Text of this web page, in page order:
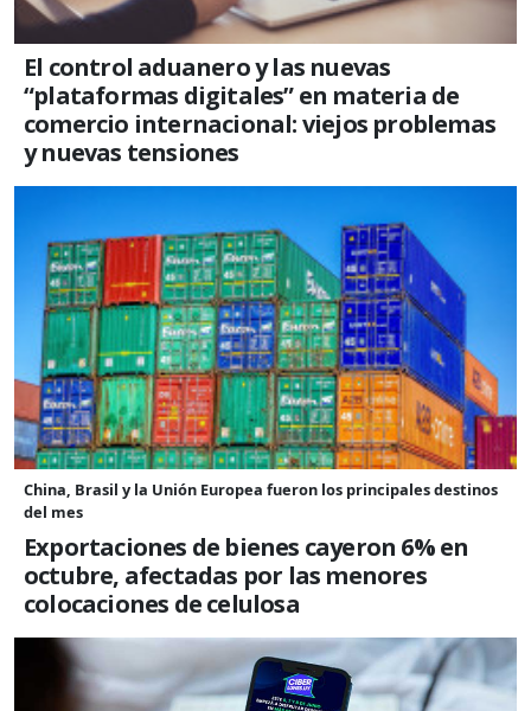
El control aduanero y las nuevas
“plataformas digitales” en materia de
comercio internacional: viejos problemas
y nuevas tensiones
China, Brasil y la Unión Europea fueron los principales destinos
del mes
Exportaciones de bienes cayeron 6% en
octubre, afectadas por las menores
colocaciones de celulosa